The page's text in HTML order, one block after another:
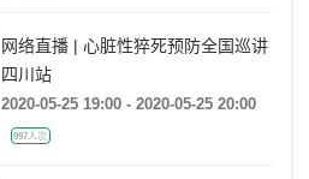
网络直播 | 心脏性猝死预防全国巡讲
四川站
2020-05-25 19:00 - 2020-05-25 20:00
997人次